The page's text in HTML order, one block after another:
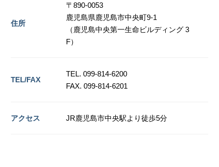
住所
〒890-0053
鹿児島県鹿児島市中央町9-1
（鹿児島中央第一生命ビルディング 3
F）
TEL/FAX
TEL. 099-814-6200
FAX. 099-814-6201
アクセス JR鹿児島市中央駅より徒歩5分